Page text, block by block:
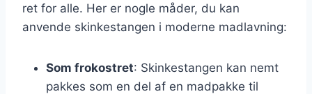
ret for alle. Her er nogle måder, du kan
anvende skinkestangen i moderne madlavning:
Som frokostret: Skinkestangen kan nemt
pakkes som en del af en madpakke til